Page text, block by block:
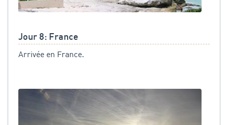
Jour 8: France
Arrivée en France.